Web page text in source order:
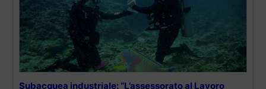
Subacquea industriale: “L’assessorato al Lavoro